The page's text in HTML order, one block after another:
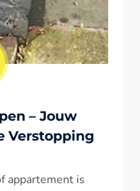
Wc-Tiolet
het water komt
wc , wc